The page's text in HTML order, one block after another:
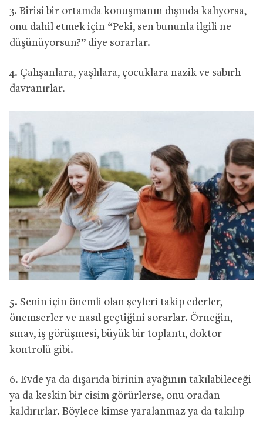
3. Birisi bir ortamda konuşmanın dışında kalıyorsa,
onu dahil etmek için “Peki, sen bununla ilgili ne
düşünüyorsun?” diye sorarlar.
4. Çalışanlara, yaşlılara, çocuklara nazik ve sabırlı
davranırlar.
5. Senin için önemli olan şeyleri takip ederler,
önemserler ve nasıl geçtiğini sorarlar. Örneğin,
sınav, iş görüşmesi, büyük bir toplantı, doktor
kontrolü gibi.
6. Evde ya da dışarıda birinin ayağının takılabileceği
ya da keskin bir cisim görürlerse, onu oradan
kaldırırlar. Böylece kimse yaralanmaz ya da takılıp